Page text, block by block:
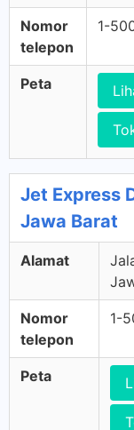
Nomor
telepon
1-
Peta
Jet Express
Jawa Barat
Alamat
Nomor
telepon
1-
Peta